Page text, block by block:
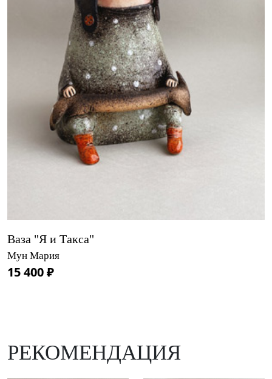
Ваза "Я и Такса"
Мун Мария
15 400 ₽
РЕКОМЕНДАЦИЯ